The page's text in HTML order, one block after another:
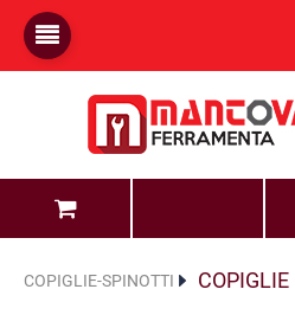
COPIGLIE-SPINOTTI COPIGLIE